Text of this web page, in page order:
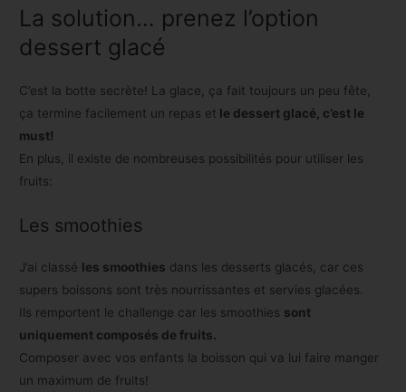
La solution… prenez l’option
dessert glacé
C’est la botte secrète! La glace, ça fait toujours un peu fête,
ça termine facilement un repas et le dessert glacé, c’est le
must!
En plus, il existe de nombreuses possibilités pour utiliser les
fruits:
Les smoothies
J’ai classé les smoothies dans les desserts glacés, car ces
supers boissons sont très nourrissantes et servies glacées.
Ils remportent le challenge car les smoothies sont
uniquement composés de fruits.
Composer avec vos enfants la boisson qui va lui faire manger
un maximum de fruits!